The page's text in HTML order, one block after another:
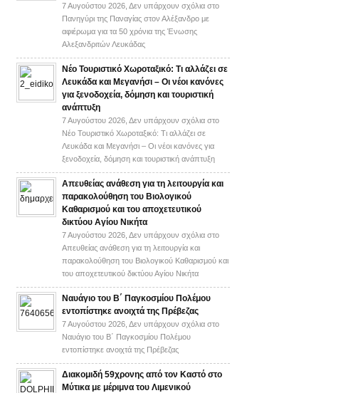
7 Αυγούστου 2026, Δεν υπάρχουν σχόλια στο
Πανηγύρι της Παναγίας στον Αλέξανδρο με
αφιέρωμα για τα 50 χρόνια της Ένωσης
Αλεξανδριτών Λευκάδας
Νέο Τουριστικό Χωροταξικό: Τι αλλάζει σε
Λευκάδα και Μεγανήσι – Οι νέοι κανόνες
για ξενοδοχεία, δόμηση και τουριστική
ανάπτυξη
7 Αυγούστου 2026, Δεν υπάρχουν σχόλια στο
Νέο Τουριστικό Χωροταξικό: Τι αλλάζει σε
Λευκάδα και Μεγανήσι – Οι νέοι κανόνες για
ξενοδοχεία, δόμηση και τουριστική ανάπτυξη
Απευθείας ανάθεση για τη λειτουργία και
παρακολούθηση του Βιολογικού
Καθαρισμού και του αποχετευτικού
δικτύου Αγίου Νικήτα
7 Αυγούστου 2026, Δεν υπάρχουν σχόλια στο
Απευθείας ανάθεση για τη λειτουργία και
παρακολούθηση του Βιολογικού Καθαρισμού και
του αποχετευτικού δικτύου Αγίου Νικήτα
Ναυάγιο του Β΄ Παγκοσμίου Πολέμου
εντοπίστηκε ανοιχτά της Πρέβεζας
7 Αυγούστου 2026, Δεν υπάρχουν σχόλια στο
Ναυάγιο του Β΄ Παγκοσμίου Πολέμου
εντοπίστηκε ανοιχτά της Πρέβεζας
Διακομιδή 59χρονης από τον Καστό στο
Μύτικα με μέριμνα του Λιμενικού